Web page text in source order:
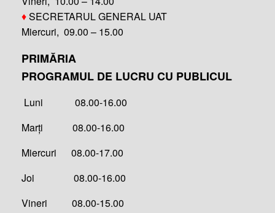
♦SECRETARUL GENERAL UAT
Miercuri, 09.00 – 15.00
PRIMĂRIA
PROGRAMUL DE LUCRU CU PUBLICUL
Luni 08.00-16.00
Marți 08.00-16.00
Miercuri 08.00-17.00
Joi 08.00-16.00
Vineri 08.00-15.00